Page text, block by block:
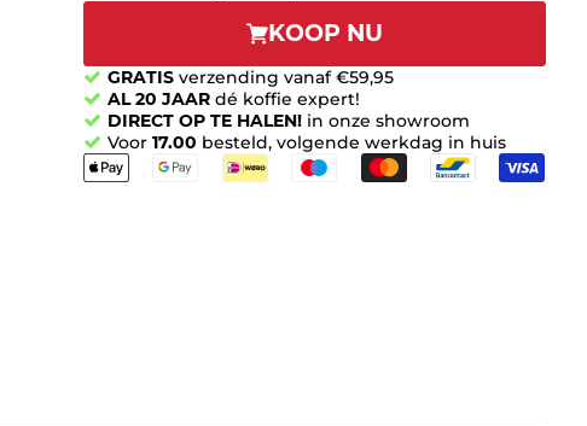
KOOP NU
GRATIS verzending vanaf €59,95
AL 20 JAAR dé koffie expert!
DIRECT OP TE HALEN! in onze showroom
Voor 17.00 besteld, volgende werkdag in huis